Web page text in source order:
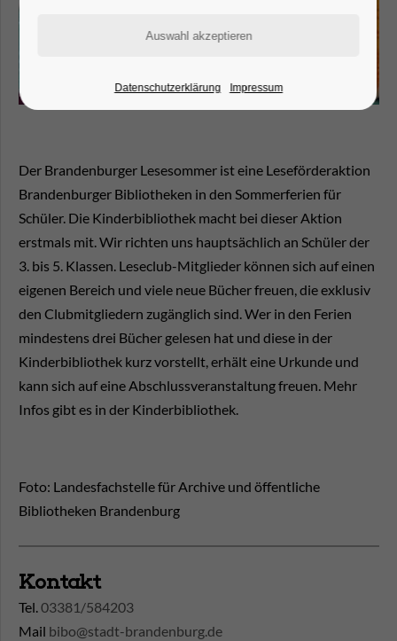
Der Brandenburger Lesesommer ist eine Leseförderaktion
Brandenburger Bibliotheken in den Sommerferien für
Schüler. Die Kinderbibliothek macht bei dieser Aktion
erstmals mit. Wir richten uns hauptsächlich an Schüler der
3. bis 5. Klassen. Leseclub-Mitglieder können sich auf einen
eigenen Bereich und viele neue Bücher freuen, die exklusiv
den Clubmitgliedern zugänglich sind. Wer in den Ferien
mindestens drei Bücher gelesen hat und diese in der
Kinderbibliothek kurz vorstellt, erhält eine Urkunde und
kann sich auf eine Abschlussveranstaltung freuen. Mehr
Infos gibt es in der Kinderbibliothek.
Foto: Landesfachstelle für Archive und öffentliche
Bibliotheken Brandenburg
Kontakt
Tel.03381/584203
Mail bibo@stadt-brandenburg.de
Datenschutzerklärung Impressum